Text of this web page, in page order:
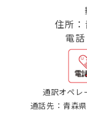
住所
電
通訳オペレ
通話先：青森